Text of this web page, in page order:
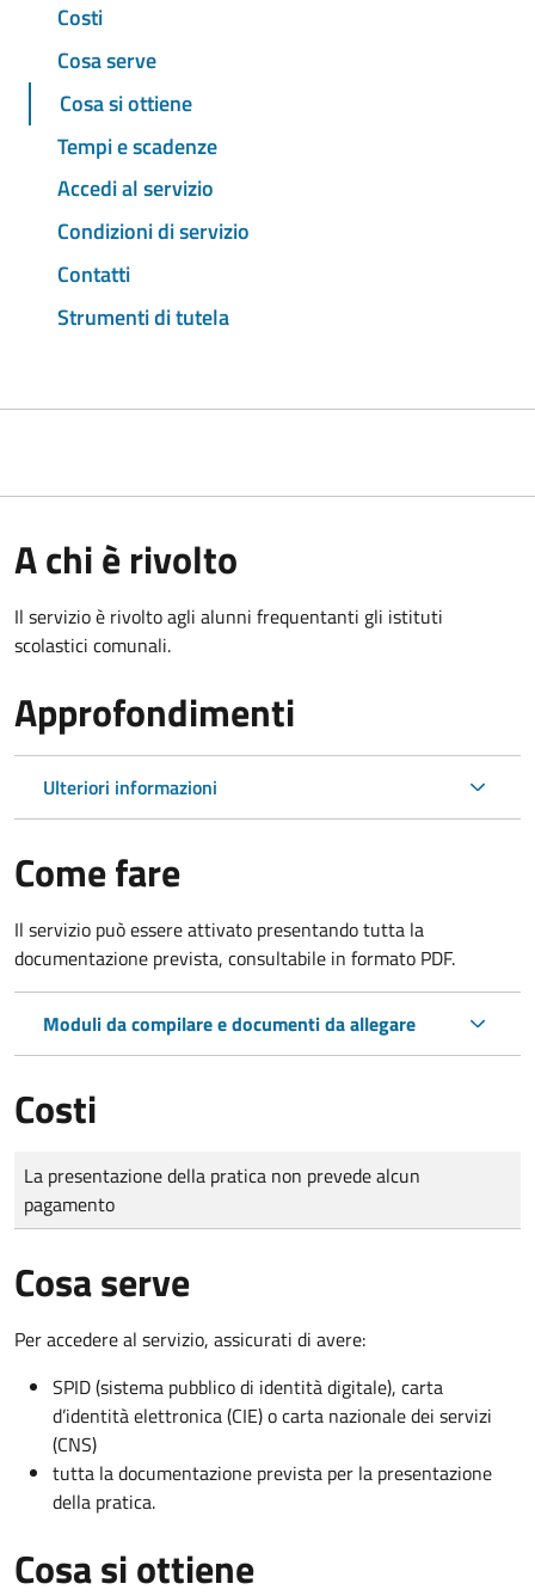
Costi
Cosa serve
Cosa si ottiene
Tempi e scadenze
Accedi al servizio
Condizioni di servizio
Contatti
Strumenti di tutela
A chi è rivolto
Il servizio è rivolto agli alunni frequentanti gli istituti
scolastici comunali.
Approfondimenti
Ulteriori informazioni
Come fare
Il servizio può essere attivato presentando tutta la
documentazione prevista, consultabile in formato PDF.
Moduli da compilare e documenti da allegare
Costi
Tipo di pagamento
Importo
La presentazione della pratica non prevede alcun
pagamento
Cosa serve
Per accedere al servizio, assicurati di avere:
SPID (sistema pubblico di identità digitale), carta
d’identità elettronica (CIE) o carta nazionale dei servizi
(CNS)
tutta la documentazione prevista per la presentazione
della pratica.
Cosa si ottiene